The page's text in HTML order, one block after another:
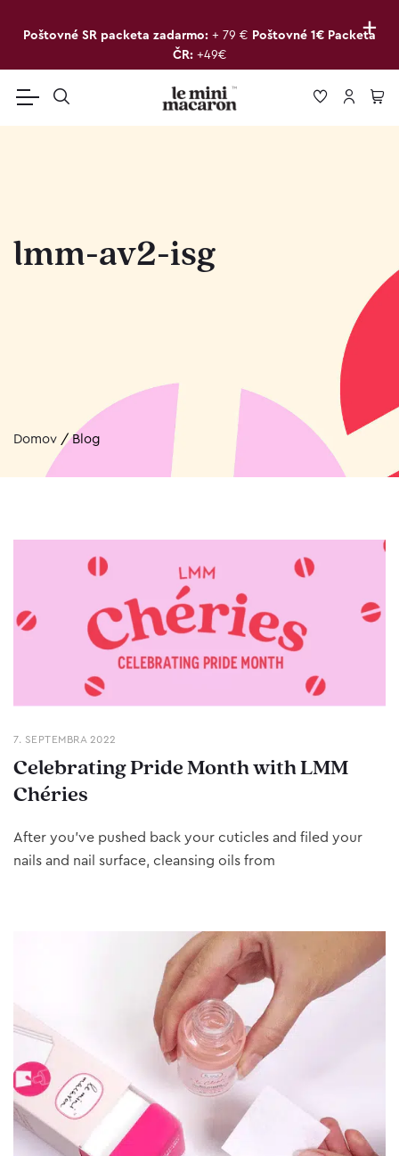
+
Poštovné SR packeta zadarmo: + 79 € Poštovné 1€ Packeta
ČR: +49€
lmm-av2-isg
Domov /Blog
7. SEPTEMBRA 2022
Celebrating Pride Month with LMM
Chéries
After you’ve pushed back your cuticles and filed your
nails and nail surface, cleansing oils from